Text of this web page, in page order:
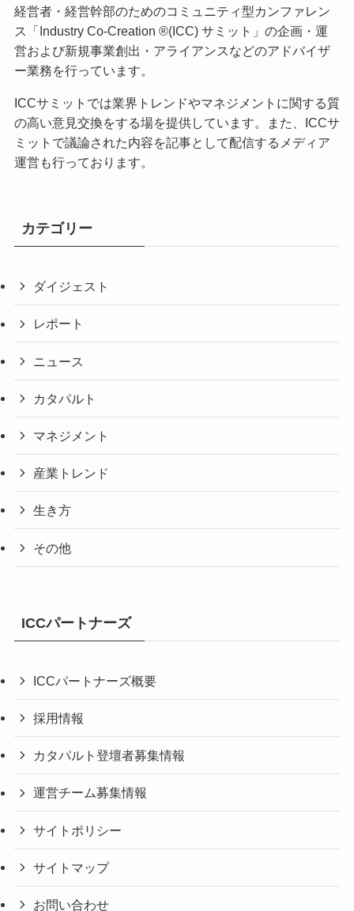
経営者・経営幹部のためのコミュニティ型カンファレン
ス「Industry Co-Creation ®(ICC) サミット」の企画・運
営および新規事業創出・アライアンスなどのアドバイザ
ー業務を行っています。
ICCサミットでは業界トレンドやマネジメントに関する質
の高い意見交換をする場を提供しています。また、ICCサ
ミットで議論された内容を記事として配信するメディア
運営も行っております。
カテゴリー
ダイジェスト
レポート
ニュース
カタパルト
マネジメント
産業トレンド
生き方
その他
ICCパートナーズ
ICCパートナーズ概要
採用情報
カタパルト登壇者募集情報
運営チーム募集情報
サイトポリシー
サイトマップ
お問い合わせ